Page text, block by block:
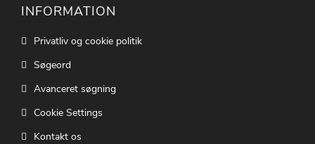
INFORMATION
Privatliv og cookie politik
Søgeord
Avanceret søgning
Cookie Settings
Kontakt os